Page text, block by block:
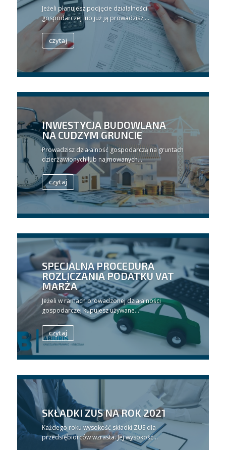
Jeżeli planujesz podjęcie działalności
gospodarczej lub już ją prowadzisz,...
czytaj
INWESTYCJA BUDOWLANA
NA CUDZYM GRUNCIE
Prowadzisz działalność gospodarczą na gruntach
dzierżawionych lub najmowanych...
czytaj
SPECJALNA PROCEDURA
ROZLICZANIA PODATKU VAT
MARŻA
Jeżeli w ramach prowadzonej działalności
gospodarczej kupujesz używane...
czytaj
SKŁADKI ZUS NA ROK 2021
Każdego roku wysokość składki ZUS dla
przedsiębiorców wzrasta. Jej wysokość...